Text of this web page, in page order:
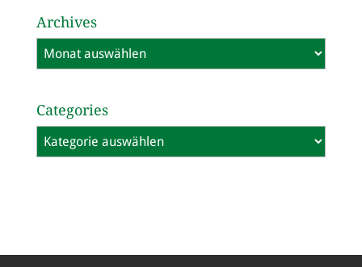
Archives
Archives
Categories
Categories